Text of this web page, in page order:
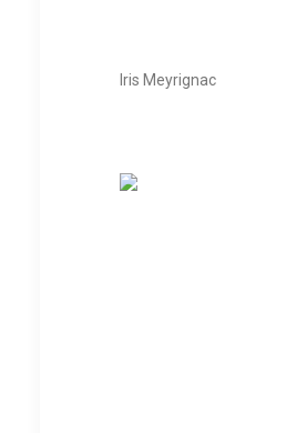
Iris Meyrignac